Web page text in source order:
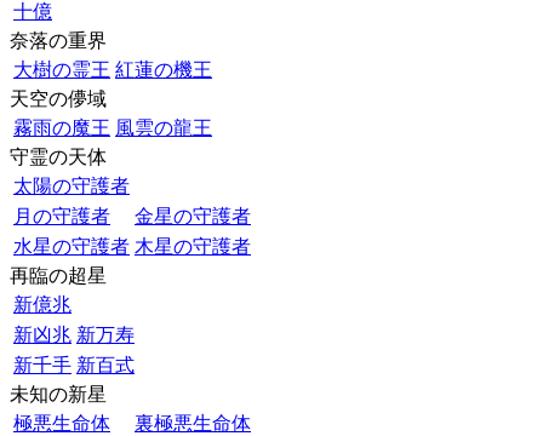
十億
奈落の重界
大樹の霊王 紅蓮の機王
天空の儚域
霧雨の魔王 風雲の龍王
守霊の天体
太陽の守護者
月の守護者
金星の守護者
水星の守護者 木星の守護者
再臨の超星
新億兆
新凶兆 新万寿
新千手 新百式
未知の新星
極悪生命体
裏極悪生命体